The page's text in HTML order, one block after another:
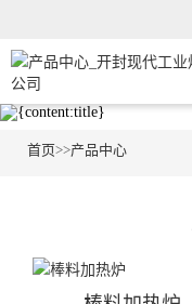
首页>>产品中心